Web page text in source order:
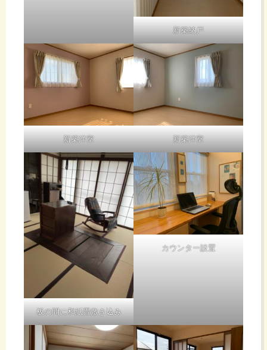
新築納戸
新築洋室 新築洋室
板の間に和紙畳敷き込み
カウンター設置